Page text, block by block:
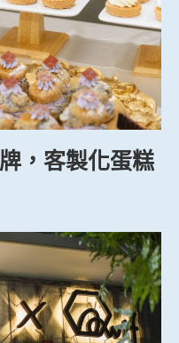
，客製化蛋糕